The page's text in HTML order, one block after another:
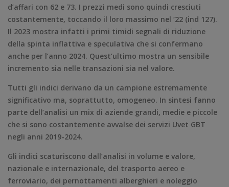
d’affari con 62 e 73. I prezzi medi sono quindi cresciuti
costantemente, toccando il loro massimo nel ‘22 (ind 127).
Il 2023 mostra infatti i primi timidi segnali di riduzione
della spinta inflattiva e speculativa che si confermano
anche per l’anno 2024. Quest’ultimo mostra un sensibile
incremento sia nelle transazioni sia nel valore.
Tutti gli indici derivano da un campione estremamente
significativo ma, soprattutto, omogeneo. In sintesi fanno
parte dell’analisi un mix di aziende grandi, medie e piccole
che si sono costantemente avvalse dei servizi Uvet GBT
negli anni 2019-2024.
Gli indici scaturiscono dall’analisi in volume e valore,
nazionale e internazionale, del trasporto aereo e
ferroviario, dei pernottamenti alberghieri e noleggio